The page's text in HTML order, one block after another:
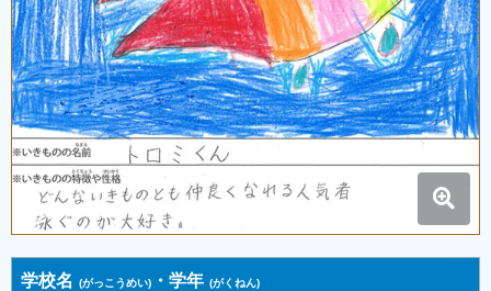
学校名 ・学年